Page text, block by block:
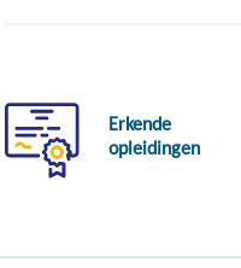
Erkende
opleidingen